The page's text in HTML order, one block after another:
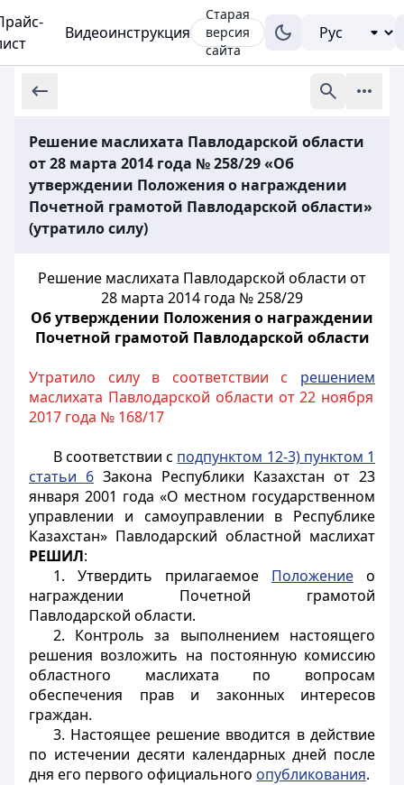
Видеоинструкция
Старая
версия
сайта
Решение маслихата Павлодарской области
от 28 марта 2014 года № 258/29 «Об
утверждении Положения о награждении
Почетной грамотой Павлодарской области»
(утратило силу)
Решение маслихата Павлодарской области от
28 марта 2014 года № 258/29
Об утверждении Положения о награждении
Почетной грамотой Павлодарской области
Утратило силу в соответствии с решением
маслихата Павлодарской области от 22 ноября
2017 года № 168/17
В соответствии с подпунктом 12-3) пунктом 1
статьи 6 Закона Республики Казахстан от 23
января 2001 года «О местном государственном
управлении и самоуправлении в Республике
Казахстан» Павлодарский областной маслихат
РЕШИЛ:
1. Утвердить прилагаемое Положениео
награждении Почетной грамотой
Павлодарской области.
2. Контроль за выполнением настоящего
решения возложить на постоянную комиссию
областного маслихата по вопросам
обеспечения прав и законных интересов
граждан.
3. Настоящее решение вводится в действие
по истечении десяти календарных дней после
дня его первого официального опубликования.